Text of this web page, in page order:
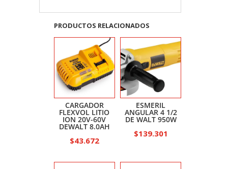
PRODUCTOS RELACIONADOS
CARGADOR
FLEXVOL LITIO
ION 20V-60V
DEWALT 8.0AH
$43.672
ESMERIL
ANGULAR 4 1/2
DE WALT 950W
$139.301